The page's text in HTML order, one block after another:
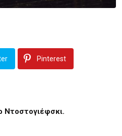
Pinterest
Ντοστογιέφσκι.